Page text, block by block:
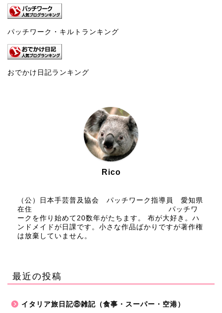
パッチワーク・キルトランキング
おでかけ日記ランキング
Rico
（公）日本手芸普及協会 パッチワーク指導員 愛知県
在住 パッチワ
ークを作り始めて20数年がたちます。 布が大好き。ハ
ンドメイドが日課です。小さな作品ばかりですが著作権
は放棄していません。
最近の投稿
イタリア旅日記⑧雑記（食事・スーパー・空港）